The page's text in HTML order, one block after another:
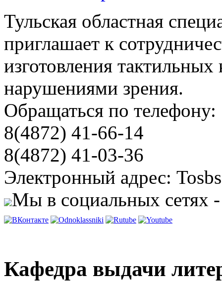
Тульская областная
приглашает к
изготовления
нарушениями зрения.
Обращаться по телефону:
8(4872) 41-66-14
8(4872) 41-03-36
Электронный адрес:
Мы в социальных сетях
Кафедра выдачи